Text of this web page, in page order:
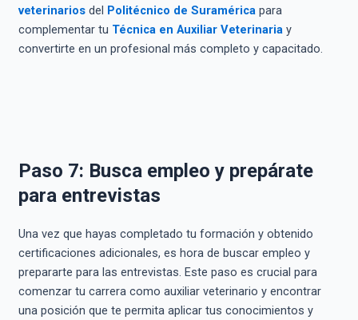
veterinariosdel Politécnico de Suraméricapara
complementar tu Técnica en Auxiliar Veterinariay
convertirte en un profesional más completo y capacitado.
Paso 7: Busca empleo y prepárate
para entrevistas
Una vez que hayas completado tu formación y obtenido
certificaciones adicionales, es hora de buscar empleo y
prepararte para las entrevistas. Este paso es crucial para
comenzar tu carrera como auxiliar veterinario y encontrar
una posición que te permita aplicar tus conocimientos y